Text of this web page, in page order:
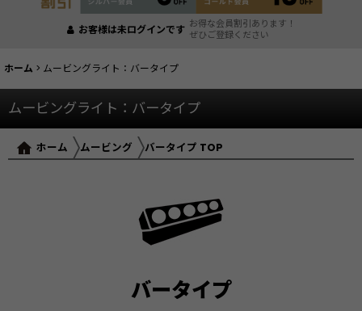
お客様は未ログインです お得な会員割引あります！
ぜひご登録ください
ホーム > ムービングライト：バータイプ
ムービングライト：バータイプ
ホーム ムービング バータイプ TOP
バータイプ